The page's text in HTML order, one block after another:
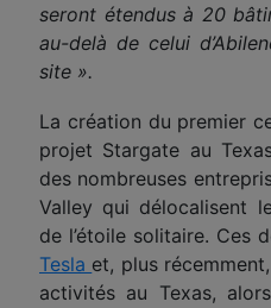
seront étendus à 20
au-delà de celui
site ».
La création du premier
projet Stargate au
des nombreuses
Valley qui délocalisent
de l’étoile solitaire. Ces
Tesla et, plus récemment,
activités au Texas,